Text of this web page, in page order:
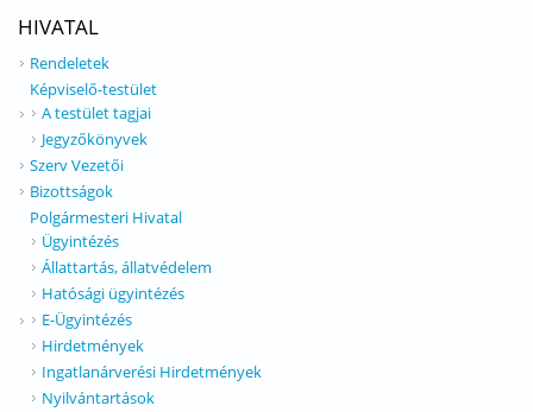
HIVATAL
Rendeletek
Képviselő-testület
A testület tagjai
Jegyzőkönyvek
Szerv Vezetői
Bizottságok
Polgármesteri Hivatal
Ügyintézés
Állattartás, állatvédelem
Hatósági ügyintézés
E-Ügyintézés
Hirdetmények
Ingatlanárverési Hirdetmények
Nyilvántartások